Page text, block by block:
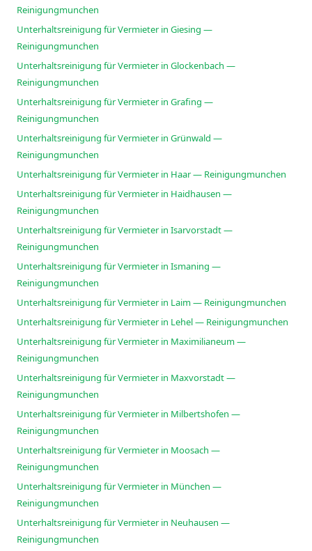
Reinigungmunchen
Unterhaltsreinigung für Vermieter in Giesing —
Reinigungmunchen
Unterhaltsreinigung für Vermieter in Glockenbach —
Reinigungmunchen
Unterhaltsreinigung für Vermieter in Grafing —
Reinigungmunchen
Unterhaltsreinigung für Vermieter in Grünwald —
Reinigungmunchen
Unterhaltsreinigung für Vermieter in Haar — Reinigungmunchen
Unterhaltsreinigung für Vermieter in Haidhausen —
Reinigungmunchen
Unterhaltsreinigung für Vermieter in Isarvorstadt —
Reinigungmunchen
Unterhaltsreinigung für Vermieter in Ismaning —
Reinigungmunchen
Unterhaltsreinigung für Vermieter in Laim — Reinigungmunchen
Unterhaltsreinigung für Vermieter in Lehel — Reinigungmunchen
Unterhaltsreinigung für Vermieter in Maximilianeum —
Reinigungmunchen
Unterhaltsreinigung für Vermieter in Maxvorstadt —
Reinigungmunchen
Unterhaltsreinigung für Vermieter in Milbertshofen —
Reinigungmunchen
Unterhaltsreinigung für Vermieter in Moosach —
Reinigungmunchen
Unterhaltsreinigung für Vermieter in München —
Reinigungmunchen
Unterhaltsreinigung für Vermieter in Neuhausen —
Reinigungmunchen